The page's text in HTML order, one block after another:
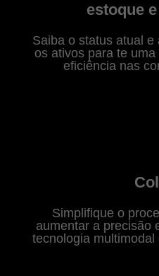
estoque
Saiba o status atual
os ativos para te
eficiência nas
Simplifique o
aumentar a precisão
tecnologia